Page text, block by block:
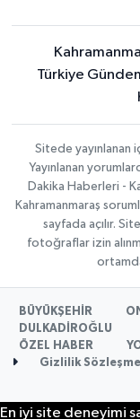
Türkiye
Sitede yayınlanan
Yayınlanan
Dakika Haberleri -
Kahramanmaraş
sayfada açılır.
fotoğraflar izin
BÜYÜKŞEHİR
DULKADİROĞLU
ÖZEL HABER
Gizlilik
En iyi site deneyimi